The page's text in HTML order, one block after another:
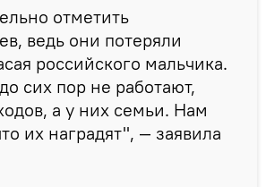
отметить
ведь они потеряли
российского мальчика.
сих пор не работают,
а у них семьи. Нам
их наградят", — заявила